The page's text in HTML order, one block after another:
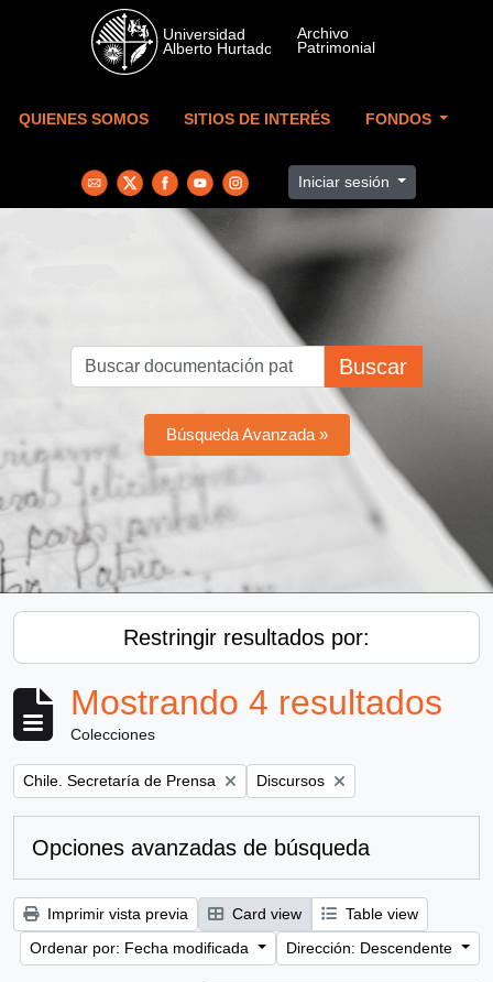
Skip to main content
QUIENES SOMOS SITIOS DE INTERÉS FONDOS
Iniciar sesión
Buscar
Búsqueda Avanzada »
Restringir resultados por:
Mostrando 4 resultados
Colecciones
Remove filter:
Chile. Secretaría de Prensa Remove filter:
Discursos
Opciones avanzadas de búsqueda
Imprimir vista previa Card view
Table view
Ordenar por: Fecha modificada
Dirección: Descendente